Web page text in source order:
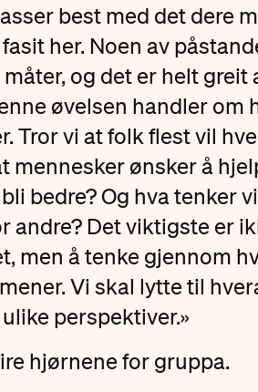
best med det dere
her. Noen av
og det er helt greit
øvelsen handler om
Tror vi at folk flest vil
mennesker ønsker å
bedre? Og hva tenker
andre? Det viktigste er
men å tenke gjennom
Vi skal lytte til
perspektiver.»
hjørnene for gruppa.